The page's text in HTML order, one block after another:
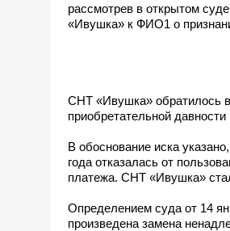
рассмотрев в открытом
«Ивушка» к ФИО1 о
СНТ «Ивушка» обратилось в
приобретательной
В обоснование иска
года отказалась от
платежа. СНТ «Ивушка»
Определением суда от 14
произведена замена